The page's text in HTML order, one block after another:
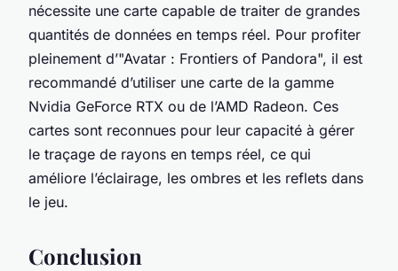
nécessite une carte capable de traiter de grandes
quantités de données en temps réel. Pour profiter
pleinement d’"Avatar : Frontiers of Pandora", il est
recommandé d’utiliser une carte de la gamme
Nvidia GeForce RTX ou de l’AMD Radeon. Ces
cartes sont reconnues pour leur capacité à gérer
le traçage de rayons en temps réel, ce qui
améliore l’éclairage, les ombres et les reflets dans
le jeu.
Conclusion